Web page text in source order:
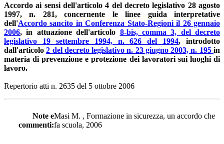
Accordo ai sensi dell'articolo 4 del decreto legislativo 28 agosto
1997, n. 281, concernente le linee guida interpretative
dell'Accordo sancito in Conferenza Stato-Regioni il 26 gennaio
2006, in attuazione dell'articolo 8-bis, comma 3, del decreto
legislativo 19 settembre 1994, n. 626 del 1994, introdotto
dall'articolo2 del decreto legislativo n. 23 giugno 2003, n. 195 in
materia di prevenzione e protezione dei lavoratori sui luoghi di
lavoro.
Repertorio atti n. 2635 del 5 ottobre 2006
Note e
commenti:
Masi M. , Formazione in sicurezza, un accordo che
fa scuola, 2006